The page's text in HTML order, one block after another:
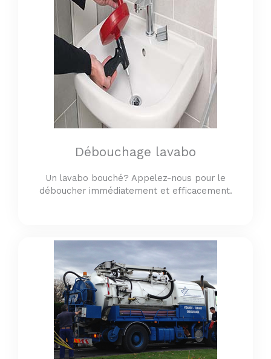
Débouchage lavabo
Un lavabo bouché? Appelez-nous pour le
déboucher immédiatement et efficacement.